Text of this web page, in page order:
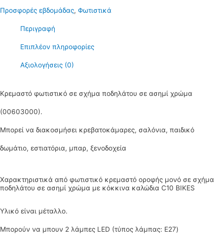
καλώδια
Προσφορές εβδομάδας, Φωτιστικά
Περιγραφή
Επιπλέον πληροφορίες
Αξιολογήσεις (0)
Κρεμαστό φωτιστικό σε σχήμα ποδηλάτου σε ασημί χρώμα
(00603000).
Μπορεί να διακοσμήσει κρεβατοκάμαρες, σαλόνια, παιδικό
δωμάτιο, εστιατόρια, μπαρ, ξενοδοχεία
Χαρακτηριστικά από φωτιστικό κρεμαστό οροφής μονό σε σχήμα
ποδηλάτου σε ασημί χρώμα με κόκκινα καλώδια C10 BIKES
Υλικό είναι μέταλλο.
Μπορούν να μπουν 2 λάμπες LED (τύπος λάμπας: Ε27)